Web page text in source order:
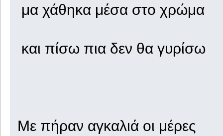
μα χάθηκα μέσα στο χρώμα
και πίσω πια δεν θα γυρίσω
Με πήραν αγκαλιά οι μέρες